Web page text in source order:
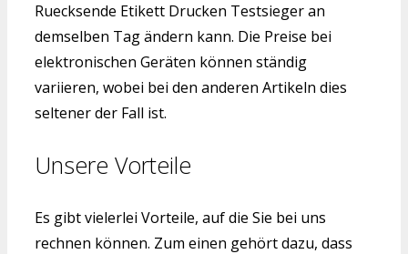
Ruecksende Etikett Drucken Testsieger an
demselben Tag ändern kann. Die Preise bei
elektronischen Geräten können ständig
variieren, wobei bei den anderen Artikeln dies
seltener der Fall ist.
Unsere Vorteile
Es gibt vielerlei Vorteile, auf die Sie bei uns
rechnen können. Zum einen gehört dazu, dass